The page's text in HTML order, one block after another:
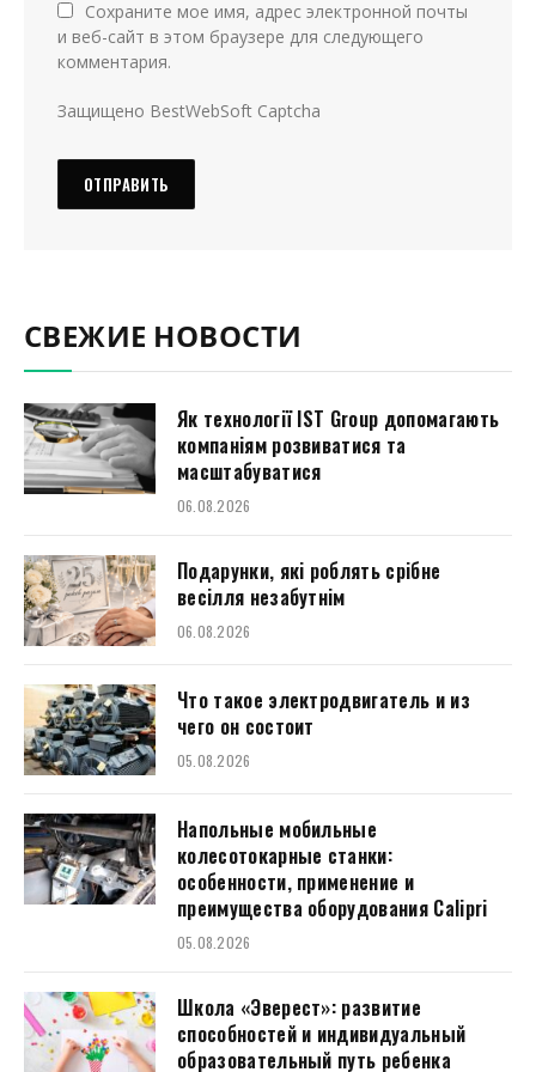
Сохраните мое имя, адрес электронной почты
и веб-сайт в этом браузере для следующего
комментария.
Защищено BestWebSoft Captcha
СВЕЖИЕ НОВОСТИ
Як технології IST Group допомагають
компаніям розвиватися та
масштабуватися
06.08.2026
Подарунки, які роблять срібне
весілля незабутнім
06.08.2026
Что такое электродвигатель и из
чего он состоит
05.08.2026
Напольные мобильные
колесотокарные станки:
особенности, применение и
преимущества оборудования Calipri
05.08.2026
Школа «Эверест»: развитие
способностей и индивидуальный
образовательный путь ребенка